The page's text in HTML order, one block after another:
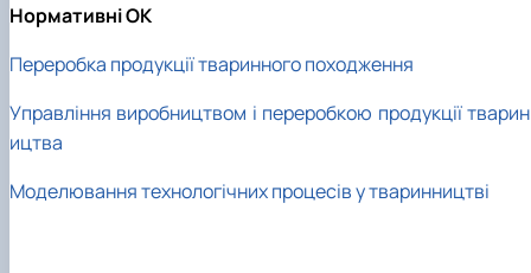
Нормативні ОК
Переробка продукції тваринного походження
Управління виробництвом і переробкою продукції
ицтва
Моделювання технологічних процесів у тваринництві